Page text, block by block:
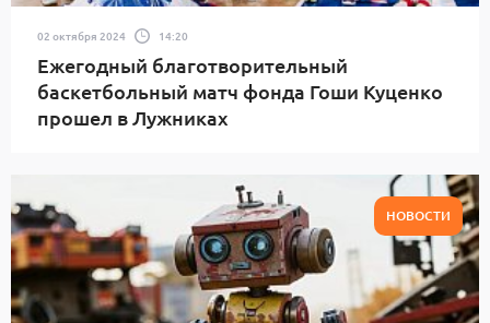
02 октября 2024 14:20
Ежегодный благотворительный
баскетбольный матч фонда Гоши Куценко
прошел в Лужниках
НОВОСТИ